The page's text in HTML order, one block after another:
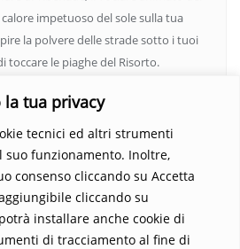
tua privacy
tecnici ed altri strumenti
suo funzionamento. Inoltre,
consenso cliccando su Accetta
cliccando su
installare anche cookie di
di tracciamento al fine di
impetuoso del sole sulla tua
la polvere delle strade sotto i tuoi
toccare le piaghe del Risorto.
Scopri un mondo in cui
ogni pagina un’esperienza
l’occasione di immergerti in
Acquista il libro e lascia che la
.